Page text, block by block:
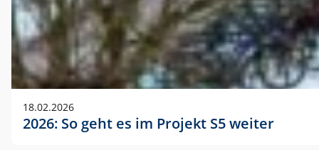
18.02.2026
2026: So geht es im Projekt S5 weiter